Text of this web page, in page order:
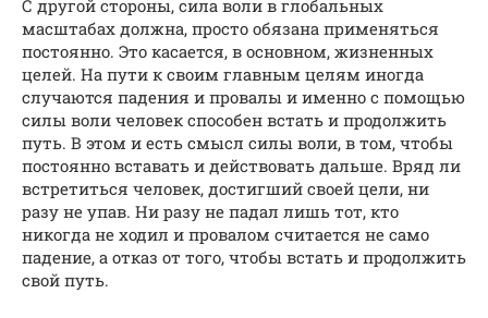
С другой стороны, сила воли в глобальных
масштабах должна, просто обязана применяться
постоянно. Это касается, в основном, жизненных
целей. На пути к своим главным целям иногда
случаются падения и провалы и именно с помощью
силы воли человек способен встать и продолжить
путь. В этом и есть смысл силы воли, в том, чтобы
постоянно вставать и действовать дальше. Вряд ли
встретиться человек, достигший своей цели, ни
разу не упав. Ни разу не падал лишь тот, кто
никогда не ходил и провалом считается не само
падение, а отказ от того, чтобы встать и продолжить
свой путь.